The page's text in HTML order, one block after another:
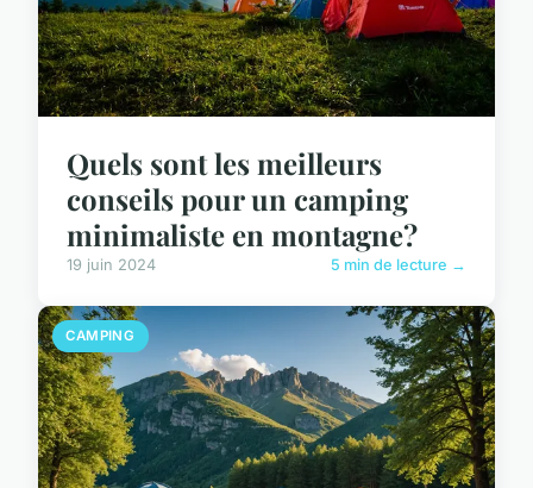
Quels sont les meilleurs
conseils pour un camping
minimaliste en montagne?
19 juin 2024 5 min de lecture →
CAMPING